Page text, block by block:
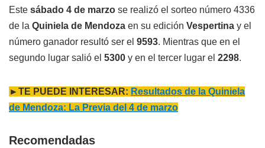
Este sábado 4 de marzo se realizó el sorteo número 4336
de la Quiniela de Mendoza en su edición Vespertina y el
número ganador resultó ser el 9593. Mientras que en el
segundo lugar salió el 5300 y en el tercer lugar el 2298.
►TE PUEDE INTERESAR: Resultados de la Quiniela
de Mendoza: La Previa del 4 de marzo
Recomendadas